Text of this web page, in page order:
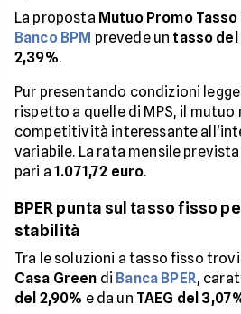
La proposta Mutuo Promo
Banco BPM prevede un tasso del
2,39%.
Pur presentando condizioni
rispetto a quelle di MPS, il
competitività interessante
variabile. La rata mensile
pari a1.071,72 euro.
BPER punta sul tasso fisso
stabilità
Tra le soluzioni a tasso fisso
Casa Green di Banca BPER,
del 2,90% e da un TAEG del